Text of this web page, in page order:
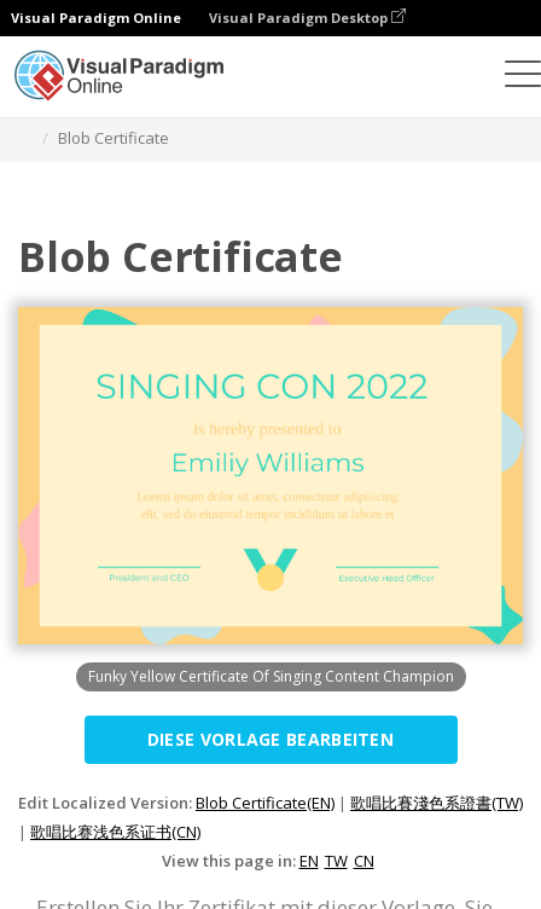
Visual Paradigm Online Visual Paradigm Desktop
Blob Certificate
Blob Certificate
Funky Yellow Certificate Of Singing Content Champion
DIESE VORLAGE BEARBEITEN
Edit Localized Version:Blob Certificate(EN) | 歌唱比賽淺色系證書(TW)
| 歌唱比赛浅色系证书(CN)
View this page in:EN TW CN